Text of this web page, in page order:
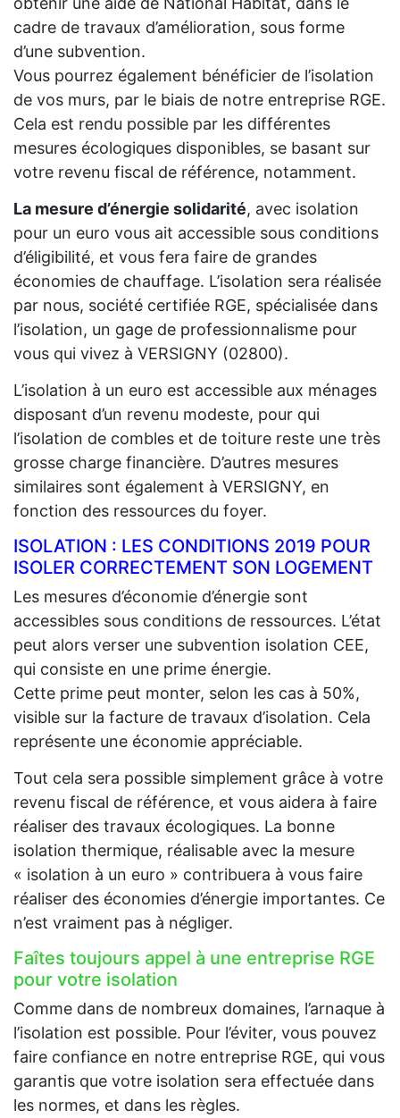
cadre de travaux d’amélioration, sous forme
d’une subvention.
Vous pourrez également bénéficier de l’isolation
de vos murs, par le biais de notre entreprise RGE.
Cela est rendu possible par les différentes
mesures écologiques disponibles, se basant sur
votre revenu fiscal de référence, notamment.
La mesure d’énergie solidarité, avec isolation
pour un euro vous ait accessible sous conditions
d’éligibilité, et vous fera faire de grandes
économies de chauffage. L’isolation sera réalisée
par nous, société certifiée RGE, spécialisée dans
l’isolation, un gage de professionnalisme pour
vous qui vivez à VERSIGNY (02800).
L’isolation à un euro est accessible aux ménages
disposant d’un revenu modeste, pour qui
l’isolation de combles et de toiture reste une très
grosse charge financière. D’autres mesures
similaires sont également à VERSIGNY, en
fonction des ressources du foyer.
ISOLATION : LES CONDITIONS 2019 POUR
ISOLER CORRECTEMENT SON LOGEMENT
Les mesures d’économie d’énergie sont
accessibles sous conditions de ressources. L’état
peut alors verser une subvention isolation CEE,
qui consiste en une prime énergie.
Cette prime peut monter, selon les cas à 50%,
visible sur la facture de travaux d’isolation. Cela
représente une économie appréciable.
Tout cela sera possible simplement grâce à votre
revenu fiscal de référence, et vous aidera à faire
réaliser des travaux écologiques. La bonne
isolation thermique, réalisable avec la mesure
« isolation à un euro » contribuera à vous faire
réaliser des économies d’énergie importantes. Ce
n’est vraiment pas à négliger.
Faîtes toujours appel à une entreprise RGE
pour votre isolation
Comme dans de nombreux domaines, l’arnaque à
l’isolation est possible. Pour l’éviter, vous pouvez
faire confiance en notre entreprise RGE, qui vous
garantis que votre isolation sera effectuée dans
les normes, et dans les règles.